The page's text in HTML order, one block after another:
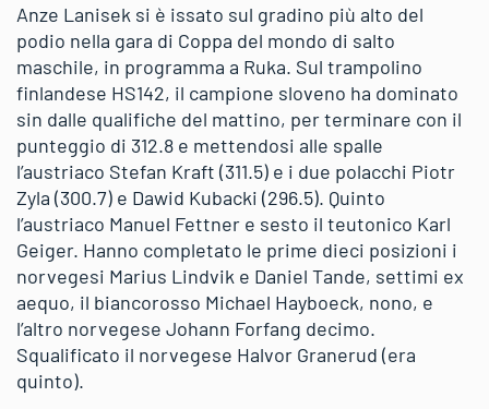
Anze Lanisek si è issato sul gradino più alto del
podio nella gara di Coppa del mondo di salto
maschile, in programma a Ruka. Sul trampolino
finlandese HS142, il campione sloveno ha dominato
sin dalle qualifiche del mattino, per terminare con il
punteggio di 312.8 e mettendosi alle spalle
l’austriaco Stefan Kraft (311.5) e i due polacchi Piotr
Zyla (300.7) e Dawid Kubacki (296.5). Quinto
l’austriaco Manuel Fettner e sesto il teutonico Karl
Geiger. Hanno completato le prime dieci posizioni i
norvegesi Marius Lindvik e Daniel Tande, settimi ex
aequo, il biancorosso Michael Hayboeck, nono, e
l’altro norvegese Johann Forfang decimo.
Squalificato il norvegese Halvor Granerud (era
quinto).